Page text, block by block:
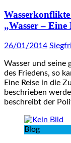
„Wasser –
26/01/2014
Wasser und seine
des Friedens, so
Eine Reise in die
beschrieben
beschreibt der
Blog